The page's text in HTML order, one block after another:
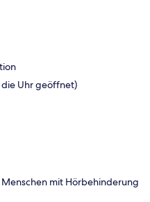
die Uhr geöffnet)
Menschen mit Hörbehinderung